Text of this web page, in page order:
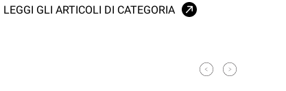
LEGGI GLI ARTICOLI DI CATEGORIA